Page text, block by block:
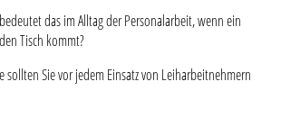
das im Alltag der Personalarbeit, wenn ein
Tisch kommt?
Sie vor jedem Einsatz von Leiharbeitnehmern